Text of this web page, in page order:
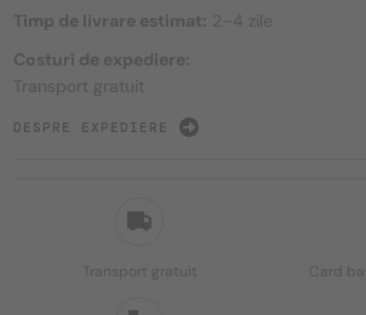
Transport gratuit Card
Timp de livrare estimat: 2–4 zile
Costuri de expediere:
Transport gratuit
DESPRE EXPEDIERE